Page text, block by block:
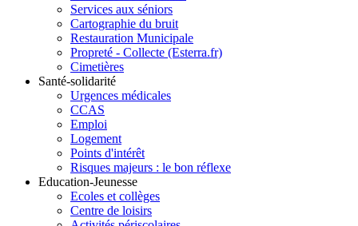
Services aux séniors
Cartographie du bruit
Restauration Municipale
Propreté - Collecte (Esterra.fr)
Cimetières
Santé-solidarité
Urgences médicales
CCAS
Emploi
Logement
Points d'intérêt
Risques majeurs : le bon réflexe
Education-Jeunesse
Ecoles et collèges
Centre de loisirs